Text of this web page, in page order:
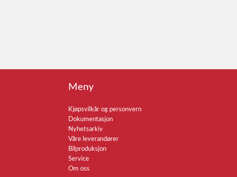
Meny
Kjøpsvilkår og personvern
Dokumentasjon
Nyhetsarkiv
Våre leverandører
Bilproduksjon
Service
Om oss